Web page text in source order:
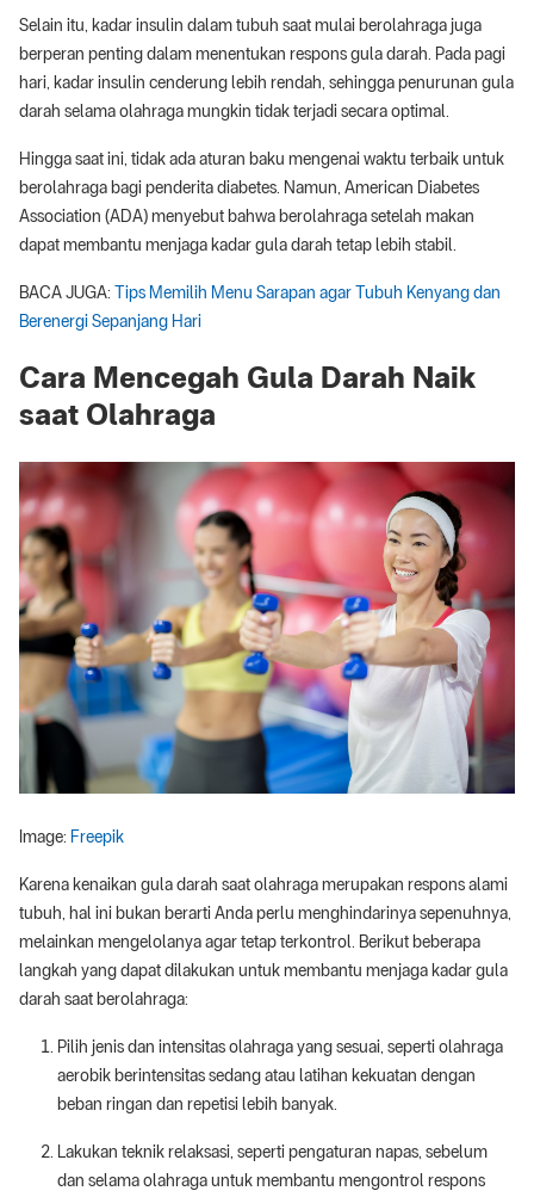
Selain itu, kadar insulin dalam tubuh saat mulai berolahraga juga
berperan penting dalam menentukan respons gula darah. Pada pagi
hari, kadar insulin cenderung lebih rendah, sehingga penurunan gula
darah selama olahraga mungkin tidak terjadi secara optimal.
Hingga saat ini, tidak ada aturan baku mengenai waktu terbaik untuk
berolahraga bagi penderita diabetes. Namun, American Diabetes
Association (ADA) menyebut bahwa berolahraga setelah makan
dapat membantu menjaga kadar gula darah tetap lebih stabil.
BACA JUGA: Tips Memilih Menu Sarapan agar Tubuh Kenyang dan
Berenergi Sepanjang Hari
Cara Mencegah Gula Darah Naik
saat Olahraga
Image: Freepik
Karena kenaikan gula darah saat olahraga merupakan respons alami
tubuh, hal ini bukan berarti Anda perlu menghindarinya sepenuhnya,
melainkan mengelolanya agar tetap terkontrol. Berikut beberapa
langkah yang dapat dilakukan untuk membantu menjaga kadar gula
darah saat berolahraga:
Pilih jenis dan intensitas olahraga yang sesuai, seperti olahraga
aerobik berintensitas sedang atau latihan kekuatan dengan
beban ringan dan repetisi lebih banyak.
Lakukan teknik relaksasi, seperti pengaturan napas, sebelum
dan selama olahraga untuk membantu mengontrol respons